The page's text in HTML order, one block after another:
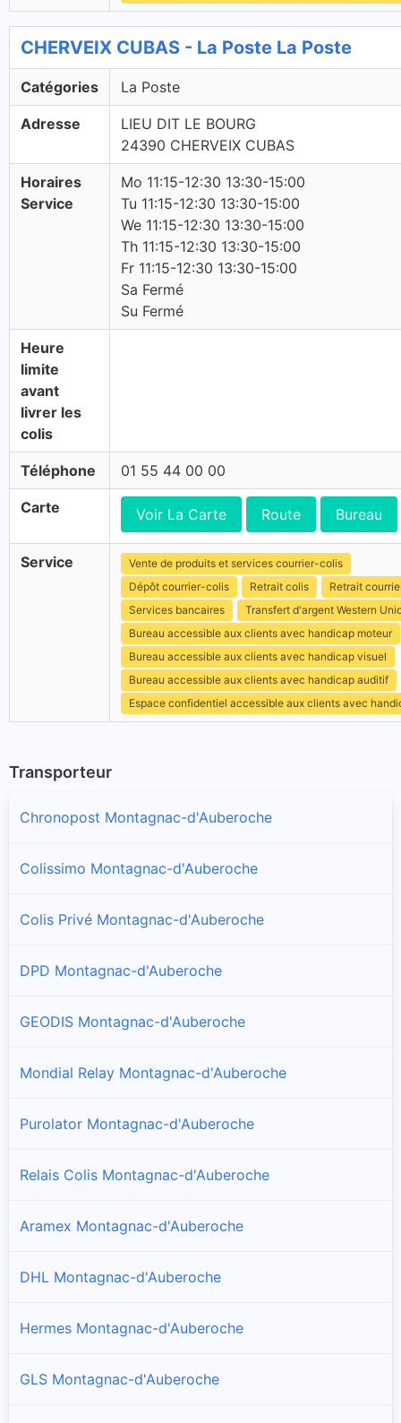
CHERVEIX CUBAS - La Poste La Poste
Catégories La Poste
Adresse
LIEU DIT LE BOURG
24390 CHERVEIX CUBAS
Horaires
Service
Mo 11:15-12:30 13:30-15:00
Tu 11:15-12:30 13:30-15:00
We 11:15-12:30 13:30-15:00
Th 11:15-12:30 13:30-15:00
Fr 11:15-12:30 13:30-15:00
Sa Fermé
Su Fermé
Heure
limite
avant
livrer les
colis
Téléphone 01 55 44 00 00
Carte Voir La Carte Route Bureau
Service
Vente de produits et services courrier-colis
Dépôt courrier-colis
Retrait colis
Retrait
Services bancaires
Transfert d'argent Western
Bureau accessible aux clients avec handicap moteur
Bureau accessible aux clients avec handicap visuel
Bureau accessible aux clients avec handicap auditif
Espace confidentiel accessible aux clients avec
Transporteur
Chronopost Montagnac-d'Auberoche
Colissimo Montagnac-d'Auberoche
Colis Privé Montagnac-d'Auberoche
DPD Montagnac-d'Auberoche
GEODIS Montagnac-d'Auberoche
Mondial Relay Montagnac-d'Auberoche
Purolator Montagnac-d'Auberoche
Relais Colis Montagnac-d'Auberoche
Aramex Montagnac-d'Auberoche
DHL Montagnac-d'Auberoche
Hermes Montagnac-d'Auberoche
GLS Montagnac-d'Auberoche